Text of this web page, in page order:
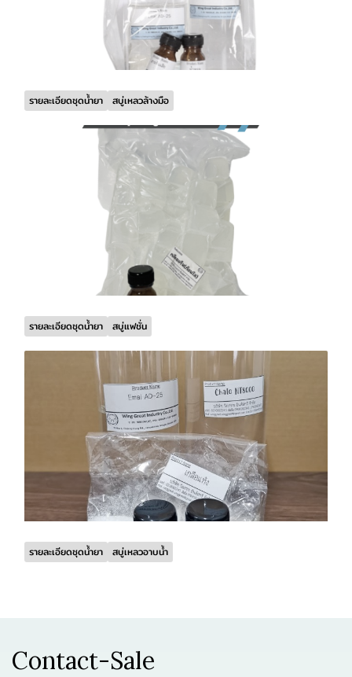
รายละเอียดชุดน้ำยา สบู่เหลวล้างมือ
รายละเอียดชุดน้ำยา สบู่แฟชั่น
รายละเอียดชุดน้ำยา สบู่เหลวอาบน้ำ
Contact-Sale